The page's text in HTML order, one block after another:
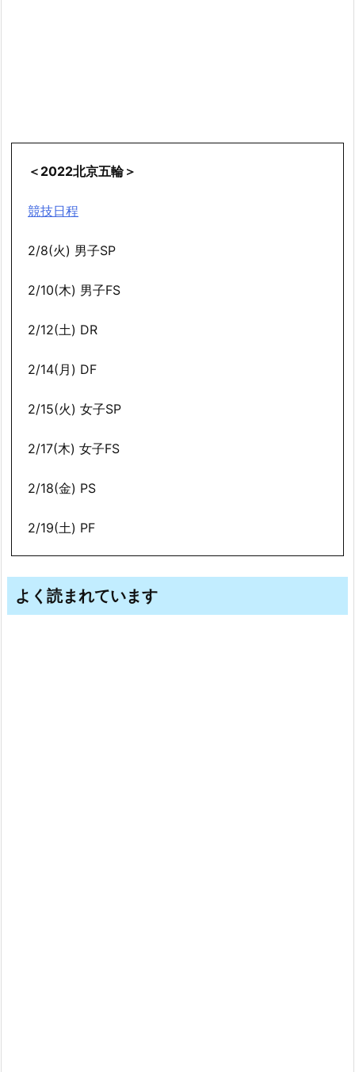
＜2022北京五輪＞
競技日程
2/8(火) 男子SP
2/10(木) 男子FS
2/12(土) DR
2/14(月) DF
2/15(火) 女子SP
2/17(木) 女子FS
2/18(金) PS
2/19(土) PF
よく読まれています